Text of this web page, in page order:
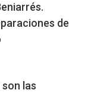
de
las